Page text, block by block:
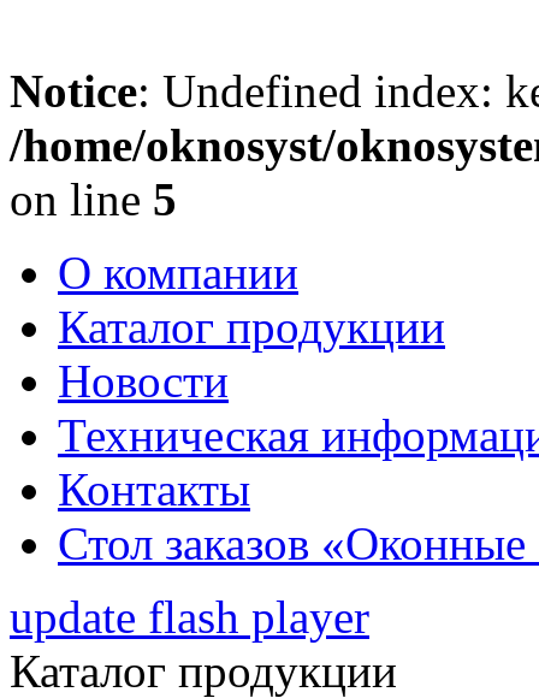
Notice: Undefined index:
/home/oknosyst/
on line 5
О компании
Каталог продукции
Новости
Техническая
Контакты
Стол заказов
update flash player
Каталог продукции